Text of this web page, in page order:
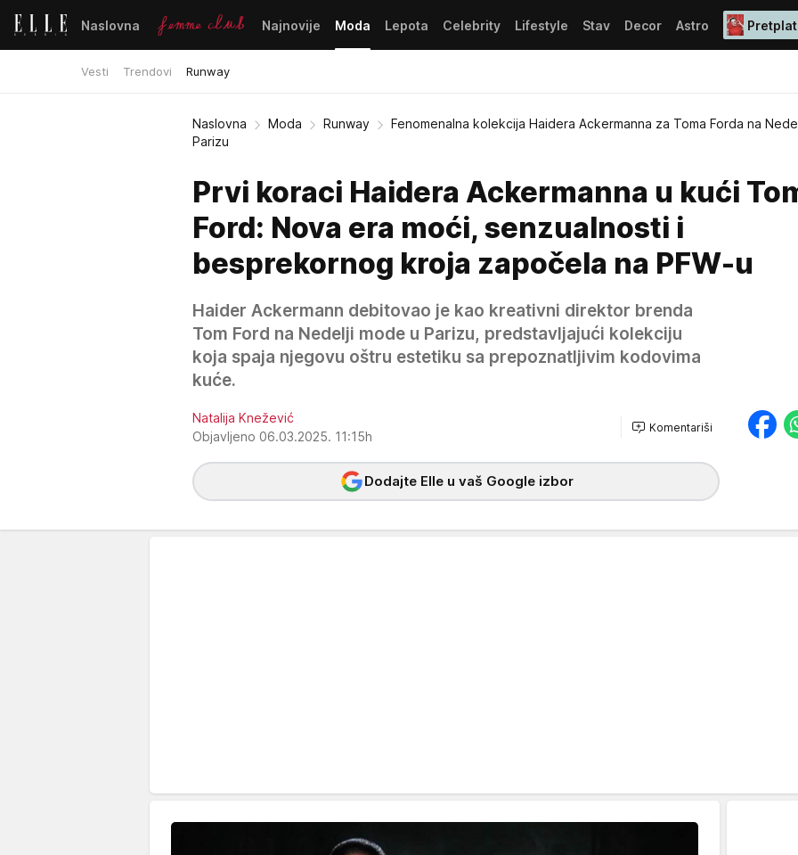
Naslovna Najnovije Moda
Vesti Trendovi Runway
Lepota Celebrity Lifestyle Stav Decor Astro
Naslovna Moda Runway
Fenomenalna kolekcija Haidera Ackermanna za Toma Forda na
Parizu
Prvi koraci Haidera Ackermanna u kući
Ford: Nova era moći, senzualnosti i
besprekornog kroja započela na PFW-u
Haider Ackermann debitovao je kao kreativni direktor brenda
Tom Ford na Nedelji mode u Parizu, predstavljajući kolekciju
koja spaja njegovu oštru estetiku sa prepoznatljivim kodovima
kuće.
Natalija Knežević
Objavljeno 06.03.2025. 11:15h
Komentariši
Dodajte Elle u vaš Google izbor